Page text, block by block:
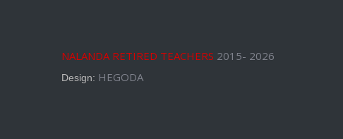
NALANDA RETIRED TEACHERS 2015- 2026
Design: HEGODA